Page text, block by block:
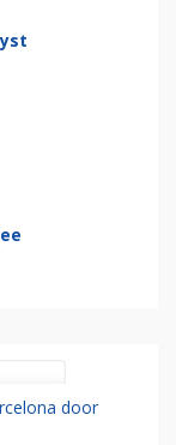
door